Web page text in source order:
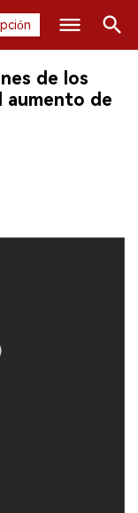
Buscar
de los
aumento de